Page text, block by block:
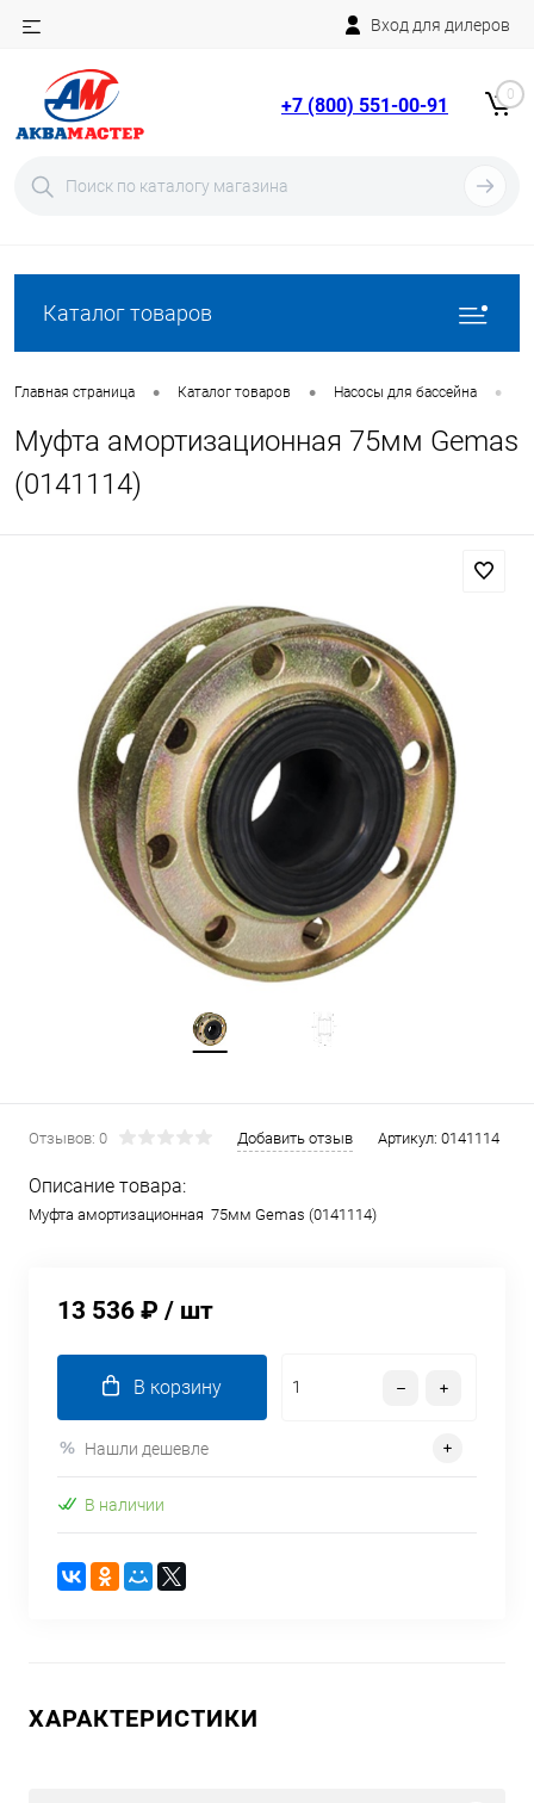
Вход для дилеров
+7 (800) 551-00-91 0
Каталог товаров
Главная страница • Каталог товаров • Насосы для бассейна •
Муфта амортизационная 75мм Gemas
(0141114)
Отзывов: 0 Добавить отзыв Артикул: 0141114
Описание товара:
Муфта амортизационная 75мм Gemas (0141114)
13 536 ₽ / шт
В корзину
Нашли дешевле
В наличии
ХАРАКТЕРИСТИКИ